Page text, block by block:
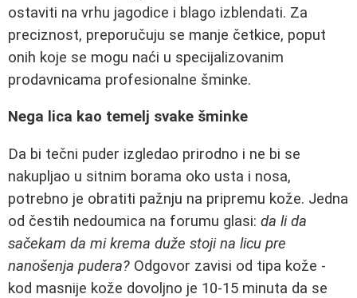
ostaviti na vrhu jagodice i blago izblendati. Za
preciznost, preporučuju se manje četkice, poput
onih koje se mogu naći u specijalizovanim
prodavnicama profesionalne šminke.
Nega lica kao temelj svake šminke
Da bi tečni puder izgledao prirodno i ne bi se
nakupljao u sitnim borama oko usta i nosa,
potrebno je obratiti pažnju na pripremu kože. Jedna
od čestih nedoumica na forumu glasi: da li da
sačekam da mi krema duže stoji na licu pre
nanošenja pudera? Odgovor zavisi od tipa kože -
kod masnije kože dovoljno je 10-15 minuta da se